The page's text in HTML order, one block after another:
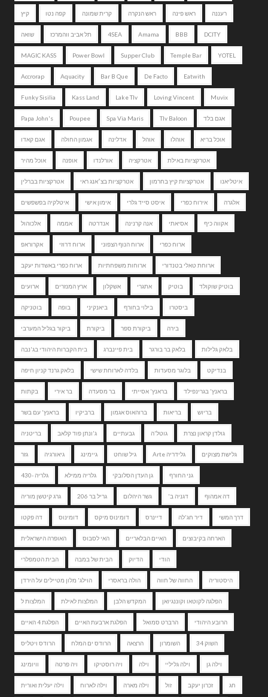
קיץ קפה נטו קרית שמונה ראש הנקרה ראש פינה רעננה
שואה תל אביב ווהמרכז 4SEA Amama BBB DCITY
MAGIC KASS Power Bowl Supper Club Temple Bar YOTEL
Accrorap Aquacity Bar B Que De Facto Eatwith
Funky Sisilia Kass Land Lake Tlv Loving Vincent Muvix
Papa John's Poupee Spa Via Maris Tlv Baloon אגם בלד
אגם קאדו אגמון החולה אדלינה אוהל אוהלו אוכל בריא
אוכל מהיר אופנה אורלנדו אטרקציה אטרקציות באילת
אטרקציות בברלין אטרקציות בצ׳אנג ראי אטרקציות קיץ בחרמון איטליאנו
איטלקיה בפשפשים אימון אישי איסט סייד גלרי אירוח כפרי אלגרה
אלכוהול אממה אנדרטה אנה קרנינה אסיאתי אקווה כיף
אקרוראפ ארוח דרוזי ארוח הנוף הצפוני ארוח כפרי
ארוח כפרי באשדות יעקב ארוחות משפחתיות ארוחת טאלי בטנדורי
ארועים ארץ המנזרים אשקלון אתגרי בוטיק בוטיק שוקולד
בוטניקה בופה ביאנקיני בילוי בחורף ביסטרו
ביקור בגליל המערבי ביקורת ביקורת ספר בירה
בית הקברות היהודי בג'נבה בית פיינברג בלאק בר בורגר בלאק גלילות
בלאק גרנד קניון חיפה בלדה לארוחת שישי בלוגר מסעדות בנדיקט
בקתות בר אירי בר מסעדה בראנץ' אסייתי בראנץ' בגרינפילד
בראנץ' עם בשר ברביקיו ברוהאוס אגמון בריאות בריוש
בריטניה ג'ונתן פוד קלאב גבעתיים גוטל'ה גולדן קראון נצרת
גזר גיאורגיה גיימינג גיל שוחט גלידריה Arte גלישת מצוקים
גלריה -430 גלריה ממילא גן העדן הסלובקי גני החורף
גרג קיטשן מוריה גריל בר 206 גשר היהלום דגניה ב' דה אמהוף
דה פקטו דומינוס דומינוס מיקס דיינרס דיר חג'לה דרך המשי
האופרה הישראלית האי לסבוס האיים הבלאריים הארחה בקיבוצים
הבית הטמפלרי הבית של במבה הדיוק הודי
הוילג' מלון מטיילים על הירדן הולה בראסרי החווה של חווה היסטוריה
המלצות ל המלצות לאילת המקדש הלבן הפלגה לקוטאו וקוננגיואן
הפלגת 4 האיים הפלגת ארבעת האיים הרברט סמואל הרובע היהודי
הרודס ויטליס הרודס ים המלח הרצאה השומרון השוק 34
וויומינג ויה פרטה ויה רוסטיקו וילה וילה גליליי וילה גן
וילה יעלית ואורית וילה לארוח וילה מארה זול זכרון יעקב חג